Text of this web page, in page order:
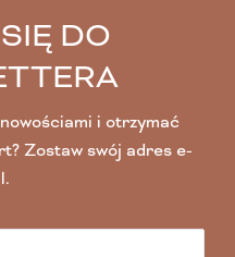
DO
i otrzymać
Zostaw swój adres e-